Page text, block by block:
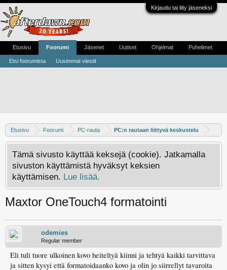
Kirjaudu tai liity jäseneksi
Etusivu Foorumi PC-rauta PC:n rautaan liittyvä keskustelu
Tämä sivusto käyttää keksejä (cookie). Jatkamalla
sivuston käyttämistä hyväksyt keksien
käyttämisen. Lue lisää.
Maxtor OneTouch4 formatointi
odemies
Regular member
Eli tuli tuore ulkoinen kovo heiteltyä kiinni ja tehtyä kaikki tarvittava
ja sitten kysyi että formatoidaanko kovo ja olin jo siirrellyt tavaroita
Etusivu Foorumi
Etsi foorumista Uusimmat viestit
Jäsenet Uutiset Ohjelmat Puhelimet